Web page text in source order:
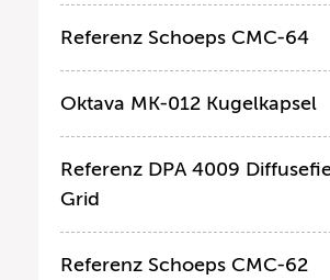
Referenz Schoeps CMC-64
Oktava MK-012 Kugelkapsel
Referenz DPA 4009
Grid
Referenz Schoeps CMC-62